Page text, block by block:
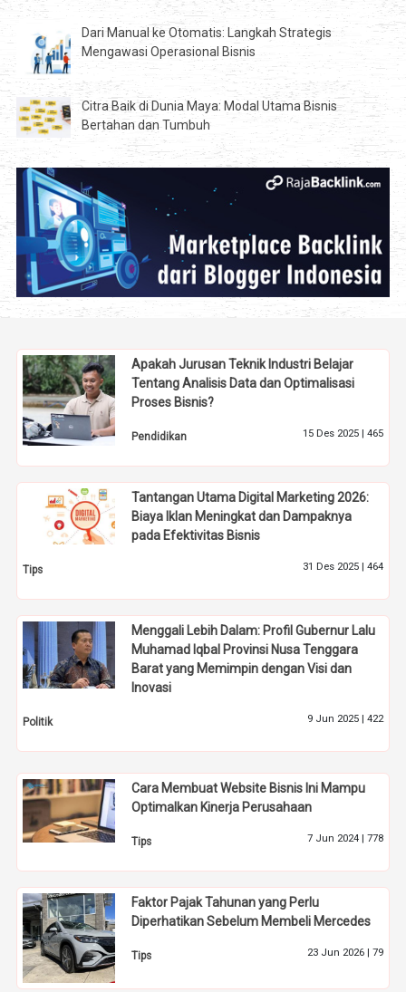
Dari Manual ke Otomatis: Langkah Strategis
Mengawasi Operasional Bisnis
Citra Baik di Dunia Maya: Modal Utama Bisnis
Bertahan dan Tumbuh
Apakah Jurusan Teknik Industri Belajar
Tentang Analisis Data dan Optimalisasi
Proses Bisnis?
Pendidikan 15 Des 2025 | 465
Tantangan Utama Digital Marketing 2026:
Biaya Iklan Meningkat dan Dampaknya
pada Efektivitas Bisnis
Tips 31 Des 2025 | 464
Menggali Lebih Dalam: Profil Gubernur Lalu
Muhamad Iqbal Provinsi Nusa Tenggara
Barat yang Memimpin dengan Visi dan
Inovasi
Politik 9 Jun 2025 | 422
Cara Membuat Website Bisnis Ini Mampu
Optimalkan Kinerja Perusahaan
Tips 7 Jun 2024 | 778
Faktor Pajak Tahunan yang Perlu
Diperhatikan Sebelum Membeli Mercedes
Tips 23 Jun 2026 | 79